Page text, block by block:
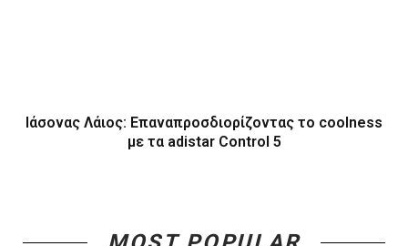
Ιάσονας Λάιος: Επαναπροσδιορίζοντας το coolness
με τα adistar Control 5